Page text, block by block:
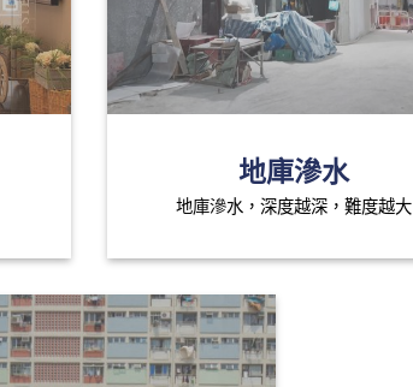
地庫滲水
地庫滲水，深度越深，難度越大